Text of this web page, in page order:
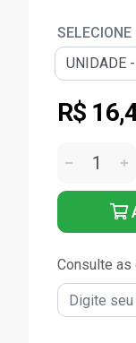
R$
Consulte